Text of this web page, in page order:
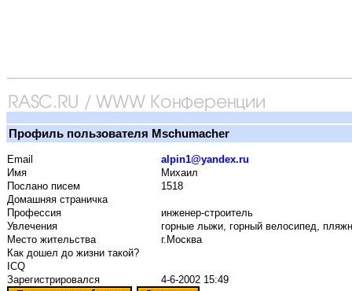
Профиль пользователя Mschumacher
Email
alpin1@yandex.ru
Имя
Михаил
Послано писем
1518
Домашняя страничка
Профессия
инженер-строитель
Увлечения
горные лыжи, горный велосипед,
Место жительства
г.Москва
Как дошел до жизни такой?
ICQ
Зарегистрировался
4-6-2002 15:49